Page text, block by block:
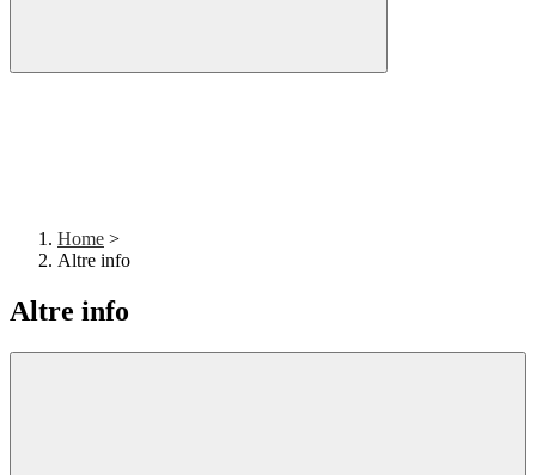
Home >
Altre info
Altre info